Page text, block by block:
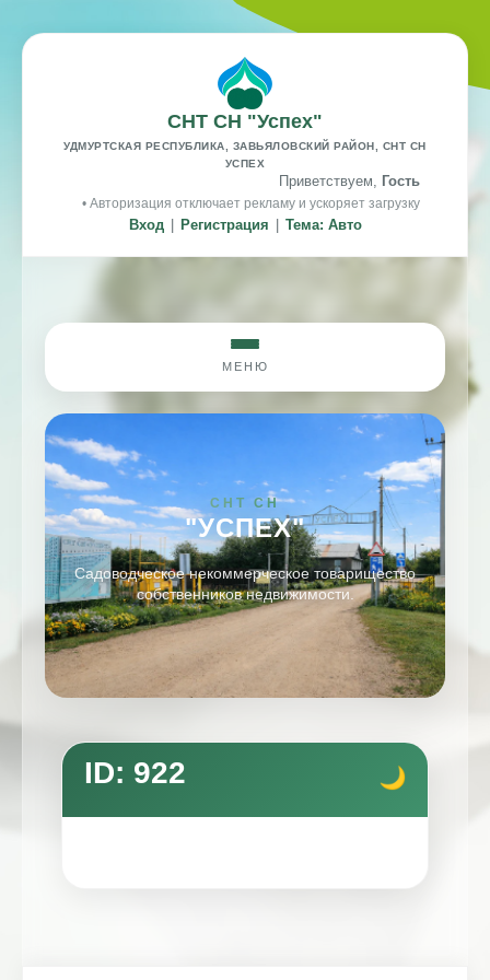
СНТ СН "Успех"
УДМУРТСКАЯ РЕСПУБЛИКА, ЗАВЬЯЛОВСКИЙ РАЙОН, СНТ СН
УСПЕХ
Приветствуем, Гость
• Авторизация отключает рекламу и ускоряет загрузку
Вход Регистрация Тема: Авто
МЕНЮ
СНТ СН
"УСПЕХ"
Садоводческое некоммерческое товарищество
собственников недвижимости.
ID: 922